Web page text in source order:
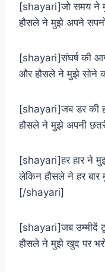
[shayari]जो समय ने
हौसले ने मुझे अपने
[shayari]संघर्ष की
और हौसले ने मुझे सोने
[shayari]जब डर की
हौसले ने मुझे अपनी
[shayari]हर हार ने
लेकिन हौसले ने हर
[/shayari]
[shayari]जब उम्मीदें
हौसले ने मुझे खुद पर